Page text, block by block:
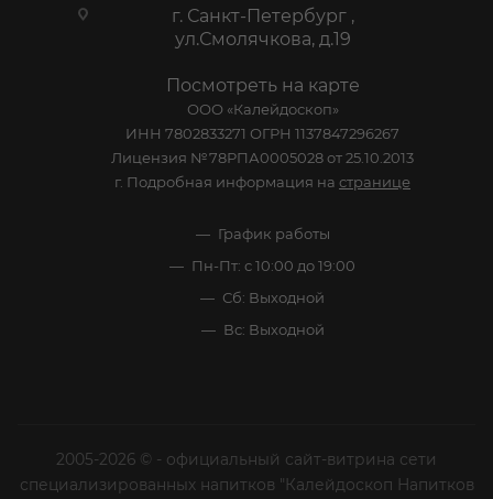
г. Санкт-Петербург ,
ул.Смолячкова, д.19
Посмотреть на карте
ООО «Калейдоскоп»
ИНН 7802833271 ОГРН 1137847296267
Лицензия №78РПА0005028 от 25.10.2013
г. Подробная информация на странице
График работы
Пн-Пт: с 10:00 до 19:00
Сб: Выходной
Вс: Выходной
2005-2026 © - официальный сайт-витрина сети
специализированных напитков "Калейдоскоп Напитков